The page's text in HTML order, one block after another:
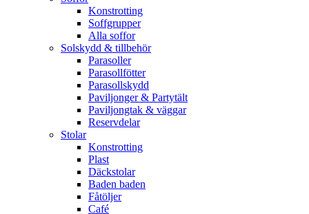
Konstrotting
Soffgrupper
Alla soffor
Solskydd & tillbehör
Parasoller
Parasollfötter
Parasollskydd
Paviljonger & Partytält
Paviljongtak & väggar
Reservdelar
Stolar
Konstrotting
Plast
Däckstolar
Baden baden
Fåtöljer
Café